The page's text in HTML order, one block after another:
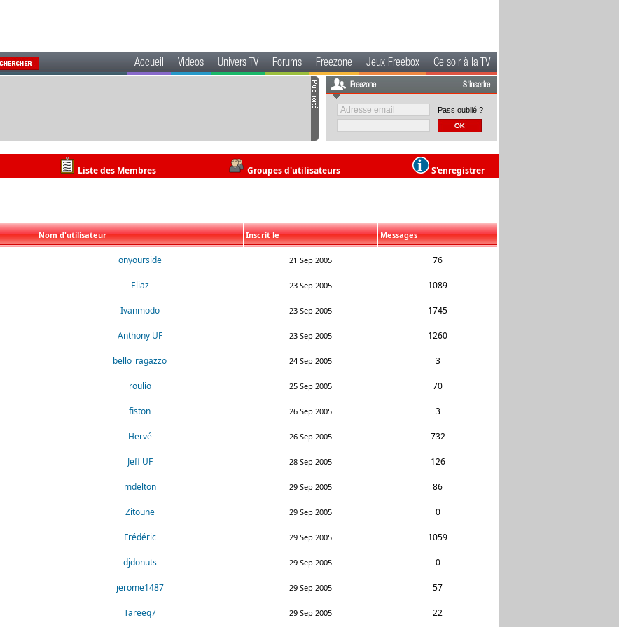
Accueil Videos Univers TV Forums Freezone Jeux Freebox Ce soir à la TV
Freezone S'inscrire
Pass oublié ?
Liste des Membres Groupes d'utilisateurs S'enregistrer
Nom d'utilisateur Inscrit le Messages
onyourside 21 Sep 2005 76
Eliaz 23 Sep 2005 1089
Ivanmodo 23 Sep 2005 1745
Anthony UF 23 Sep 2005 1260
bello_ragazzo 24 Sep 2005 3
roulio 25 Sep 2005 70
fiston 26 Sep 2005 3
Hervé 26 Sep 2005 732
Jeff UF 28 Sep 2005 126
mdelton 29 Sep 2005 86
Zitoune 29 Sep 2005 0
Frédéric 29 Sep 2005 1059
djdonuts 29 Sep 2005 0
jerome1487 29 Sep 2005 57
Tareeq7 29 Sep 2005 22